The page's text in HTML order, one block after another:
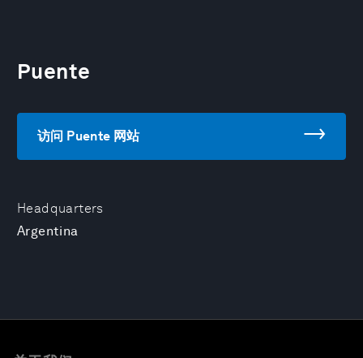
Headquarters
Argentina
Puente
访问 Puente 网站